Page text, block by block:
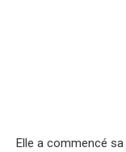
Elle a commencé